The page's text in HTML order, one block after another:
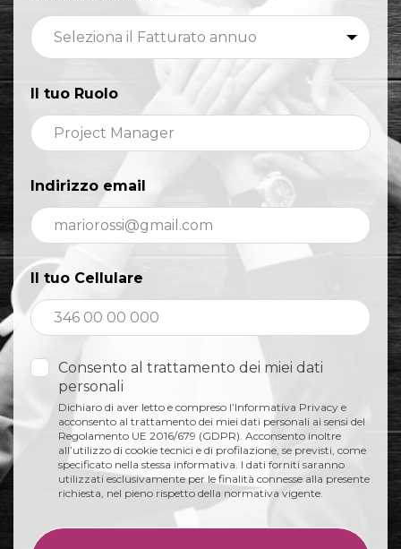
Il tuo Ruolo
Indirizzo email
Il tuo Cellulare
Consento al trattamento dei miei dati
personali
Dichiaro di aver letto e compreso l’Informativa Privacy e
acconsento al trattamento dei miei dati personali ai sensi del
Regolamento UE 2016/679 (GDPR). Acconsento inoltre
all’utilizzo di cookie tecnici e di profilazione, se previsti, come
specificato nella stessa informativa. I dati forniti saranno
utilizzati esclusivamente per le finalità connesse alla presente
richiesta, nel pieno rispetto della normativa vigente.